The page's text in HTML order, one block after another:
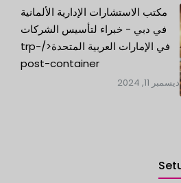
مكتب الاستشارات الإدارية الألمانية
في دبي - خبراء لتأسيس الشركات
في الإمارات العربية المتحدة</trp-
post-container
ديسمبر 11, 2024